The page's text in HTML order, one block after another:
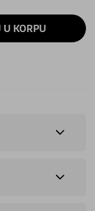
U KORPU